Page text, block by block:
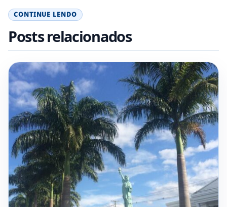
CONTINUE LENDO
Posts relacionados